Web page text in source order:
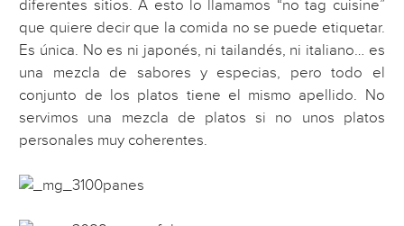
diferentes sitios. A esto lo llamamos “no tag cuisine”
que quiere decir que la comida no se puede etiquetar.
Es única. No es ni japonés, ni tailandés, ni italiano… es
una mezcla de sabores y especias, pero todo el
conjunto de los platos tiene el mismo apellido. No
servimos una mezcla de platos si no unos platos
personales muy coherentes.